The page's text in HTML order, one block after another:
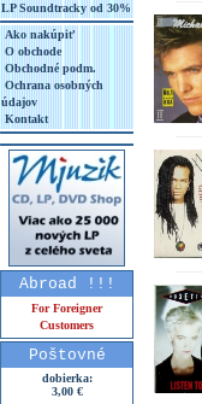
LP Soundtracky od 30%
Ako nakúpiť
O obchode
Obchodné podm.
Ochrana osobných
údajov
Kontakt
Abroad !!!
For Foreigner
Customers
Poštovné
dobierka:
3,00 €